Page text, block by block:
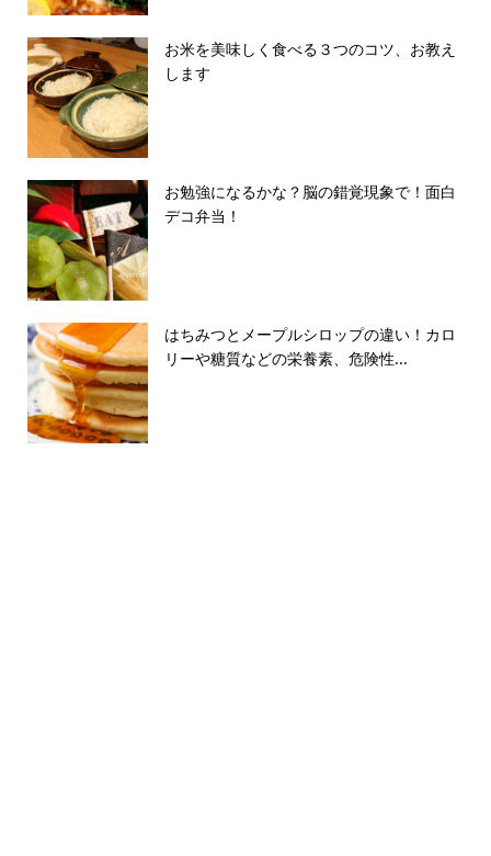
お米を美味しく食べる３つのコツ、お教え
します
お勉強になるかな？脳の錯覚現象で！面白
デコ弁当！
はちみつとメープルシロップの違い！カロ
リーや糖質などの栄養素、危険性...